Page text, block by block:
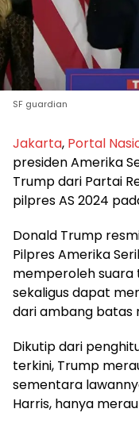
SF guardian
Jakarta, Portal
presiden Amerika
Trump dari Partai
pilpres AS 2024
Donald Trump
Pilpres Amerika
memperoleh
sekaligus dapat
dari ambang batas
Dikutip dari
terkini, Trump
sementara
Harris, hanya